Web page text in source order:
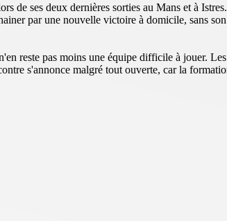
ses deux dernières sorties au Mans et à
par une nouvelle victoire à domicile, sans
reste pas moins une équipe difficile à jouer.
s'annonce malgré tout ouverte, car la